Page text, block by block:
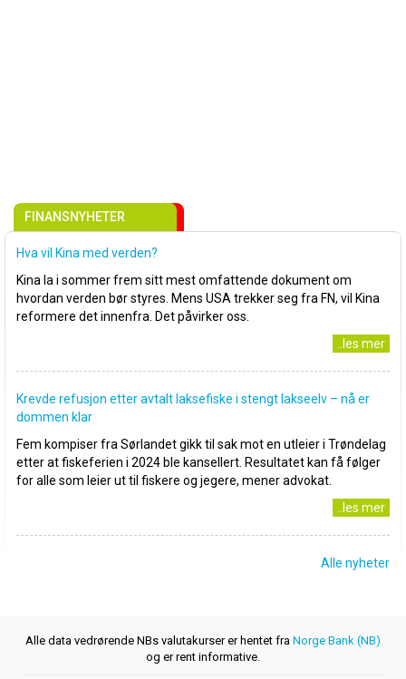
FINANSNYHETER
Hva vil Kina med verden?
Kina la i sommer frem sitt mest omfattende dokument om
hvordan verden bør styres. Mens USA trekker seg fra FN, vil Kina
reformere det innenfra. Det påvirker oss.
..les mer
Krevde refusjon etter avtalt laksefiske i stengt lakseelv – nå er
dommen klar
Fem kompiser fra Sørlandet gikk til sak mot en utleier i Trøndelag
etter at fiskeferien i 2024 ble kansellert. Resultatet kan få følger
for alle som leier ut til fiskere og jegere, mener advokat.
..les mer
Alle nyheter
Alle data vedrørende NBs valutakurser er hentet fra Norge Bank (NB)
og er rent informative.